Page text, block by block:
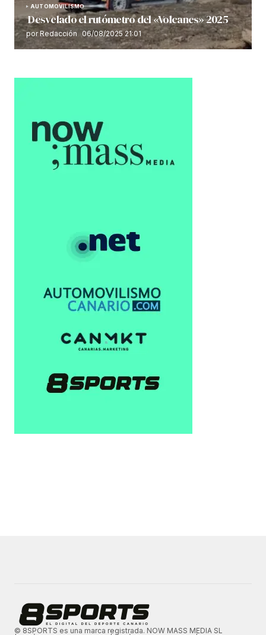
AUTOMOVILISMO
Desvelado el rutómetro del «Volcanes» 2025
por Redacción 06/08/2025 21:01
© 8SPORTS es una marca registrada. NOW MASS MEDIA SL